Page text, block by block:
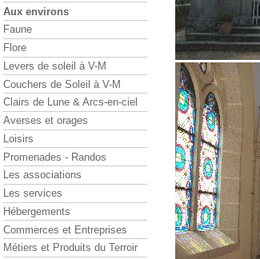
Aux environs
Faune
Flore
Levers de soleil à V-M
Couchers de Soleil à V-M
Clairs de Lune & Arcs-en-ciel
Averses et orages
Loisirs
Promenades - Randos
Les associations
Les services
Hébergements
Commerces et Entreprises
Métiers et Produits du Terroir